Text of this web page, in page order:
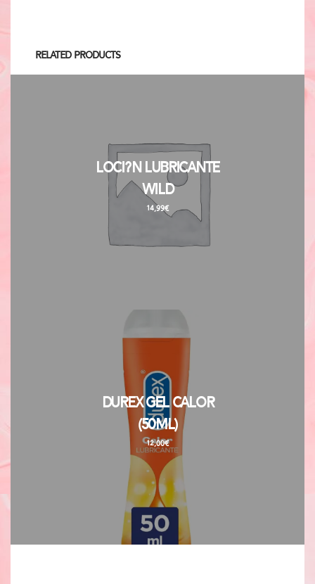
Related Products
Loci?n Lubricante
Wild
14,99€
Durex Gel Calor
(50ml)
12,00€